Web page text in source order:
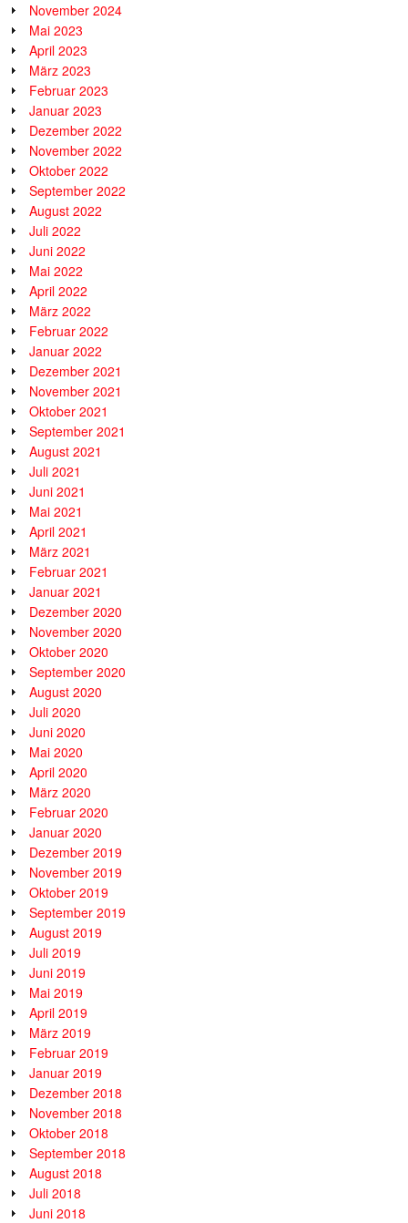
November 2024
Mai 2023
April 2023
März 2023
Februar 2023
Januar 2023
Dezember 2022
November 2022
Oktober 2022
September 2022
August 2022
Juli 2022
Juni 2022
Mai 2022
April 2022
März 2022
Februar 2022
Januar 2022
Dezember 2021
November 2021
Oktober 2021
September 2021
August 2021
Juli 2021
Juni 2021
Mai 2021
April 2021
März 2021
Februar 2021
Januar 2021
Dezember 2020
November 2020
Oktober 2020
September 2020
August 2020
Juli 2020
Juni 2020
Mai 2020
April 2020
März 2020
Februar 2020
Januar 2020
Dezember 2019
November 2019
Oktober 2019
September 2019
August 2019
Juli 2019
Juni 2019
Mai 2019
April 2019
März 2019
Februar 2019
Januar 2019
Dezember 2018
November 2018
Oktober 2018
September 2018
August 2018
Juli 2018
Juni 2018